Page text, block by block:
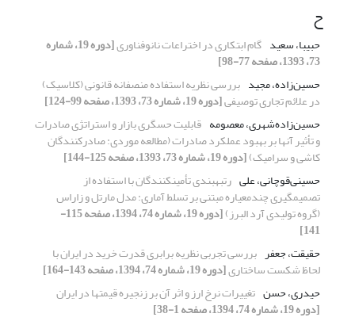
ح
حبیبا، سعید گام ابتکاری در اختراعات نانوفناوری [دوره 19، شماره
73، 1393، صفحه 77-98]
حسین‌زاده، مجید بررسی نظریه استفاده منصفانه قانونی (کلاسیک)
در علائم تجاری توصیفی[دوره 19، شماره 73، 1393، صفحه 99-124]
حسین‌زاده‌شهری، معصومه قابلیت حسگری بازار و استراتژی صادرات
و تأثیر آنها بر بهبود عملکرد صادرات (مطالعه موردی: صادرکنندگان
کاشی و سرامیک)[دوره 19، شماره 73، 1393، صفحه 125-144]
حسینی‌قوچانی، علی رتبهبندی تأمینکنندگان با استفاده از
تصمیمگیری چندمعیاره مبتنی بر تسلط آماری: مدل مارتل و زاراس
(گروه تولیدی آرد البرز) [دوره 19، شماره 74، 1394، صفحه 115-
141]
حقیقت، جعفر بررسی تجربی نظریه برابری قدرت خرید در ایران با
لحاظ شکست ساختاری[دوره 19، شماره 74، 1394، صفحه 143-164]
حیدری، حسن تغییرات نرخ ارز و اثر آن بر زنجیره قیمتها در ایران
[دوره 19، شماره 74، 1394، صفحه 1-38]